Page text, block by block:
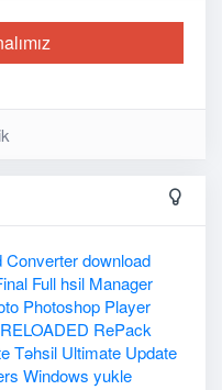
Converterdownload
Full hsil Manager
Photoshop Player
RELOADED RePack
Təhsil Ultimate Update
Windows yukle